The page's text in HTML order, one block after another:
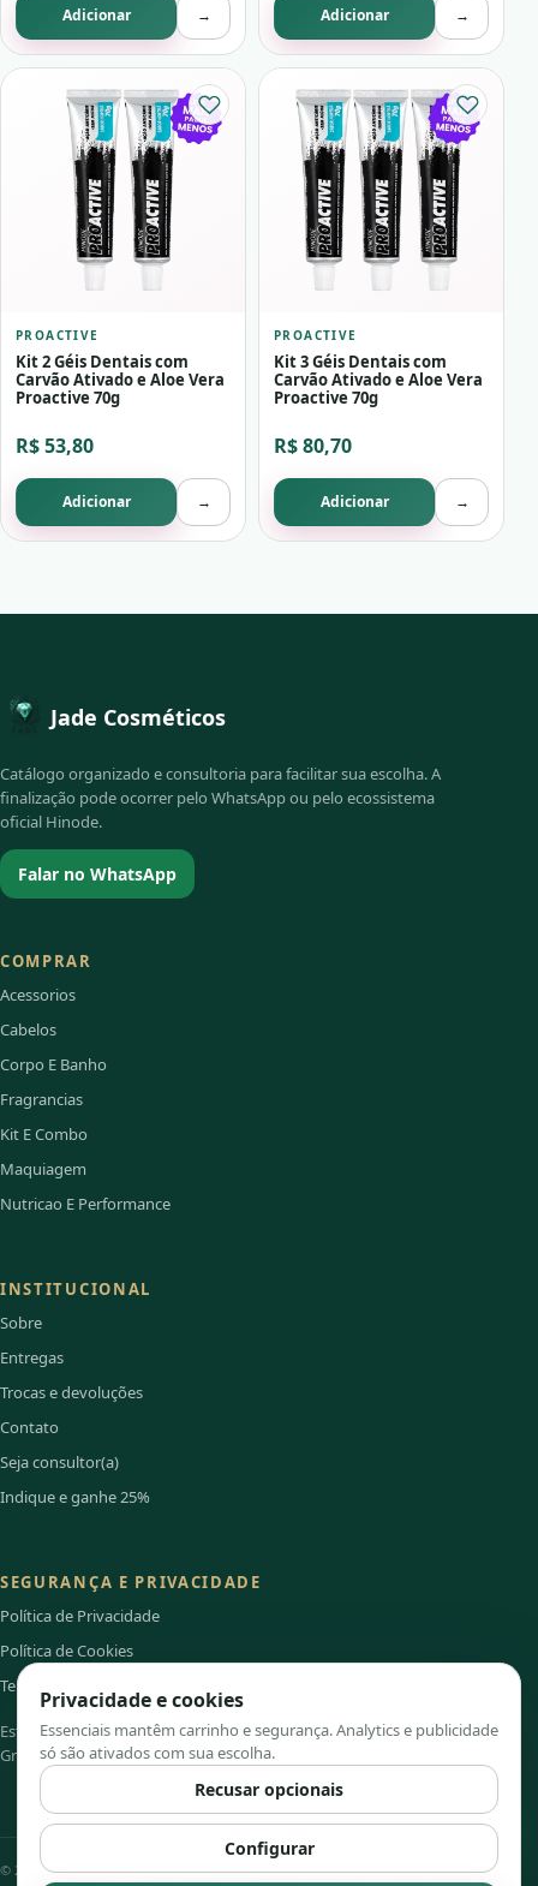
Adicionar → Adicionar →
PROACTIVE
Kit 2 Géis Dentais com
Carvão Ativado e Aloe Vera
Proactive 70g
R$ 53,80
Adicionar →
PROACTIVE
Kit 3 Géis Dentais com
Carvão Ativado e Aloe Vera
Proactive 70g
R$ 80,70
Adicionar →
Jade Cosméticos
Catálogo organizado e consultoria para facilitar sua escolha. A
finalização pode ocorrer pelo WhatsApp ou pelo ecossistema
oficial Hinode.
Falar no WhatsApp
COMPRAR
Acessorios
Cabelos
Corpo E Banho
Fragrancias
Kit E Combo
Maquiagem
Nutricao E Performance
INSTITUCIONAL
Sobre
Entregas
Trocas e devoluções
Contato
Seja consultor(a)
Indique e ganhe 25%
SEGURANÇA E PRIVACIDADE
Política de Privacidade
Política de Cookies
Termos de Uso
Este site é independente e não é o portal institucional oficial do
Grupo Hinode.
© 2026 Jade Cosméticos.
Privacidade e cookies
Essenciais mantêm carrinho e segurança. Analytics e publicidade
só são ativados com sua escolha.
Recusar opcionais
Configurar